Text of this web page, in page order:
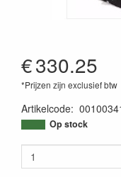
€330.25
*Prijzen zijn exclusief btw
Artikelcode:
Op stock